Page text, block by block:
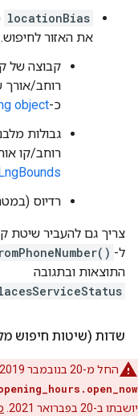
locationBias
את האזור
קבוצה של
רוחב/אורך
כ-object
גבולות
רוחב/קו
רדיוס
צריך גם להעביר שיטת
ל-
התוצאות ובתגובה
שדות (שיטות חיפוש
החל מ-20 בנובמבר 2019, הוצאו משימוש השדות
יושבתו ב-20 בפברואר 2021.